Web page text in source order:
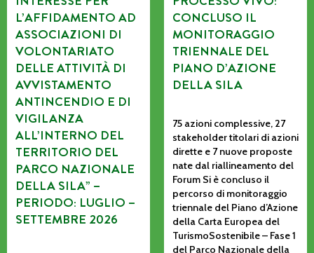
L’AFFIDAMENTO AD
ASSOCIAZIONI DI
VOLONTARIATO
DELLE ATTIVITÀ DI
AVVISTAMENTO
ANTINCENDIO E DI
VIGILANZA
ALL’INTERNO DEL
TERRITORIO DEL
PARCO NAZIONALE
DELLA SILA” –
PERIODO: LUGLIO –
SETTEMBRE 2026
CONCLUSO IL
MONITORAGGIO
TRIENNALE DEL
PIANO D’AZIONE
DELLA SILA
75 azioni complessive, 27
stakeholder titolari di azioni
dirette e 7 nuove proposte
nate dal riallineamento del
Forum Si è concluso il
percorso di monitoraggio
triennale del Piano d’Azione
della Carta Europea del
TurismoSostenibile – Fase 1
del Parco Nazionale della